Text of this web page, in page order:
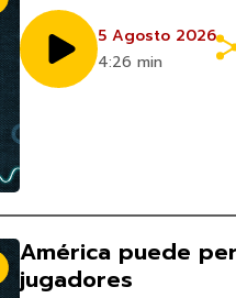
5 Agosto 2026
4:26 min
América puede
jugadores